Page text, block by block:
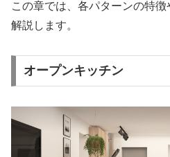
この章では、各パターンの特
解説します。
オープンキッチン